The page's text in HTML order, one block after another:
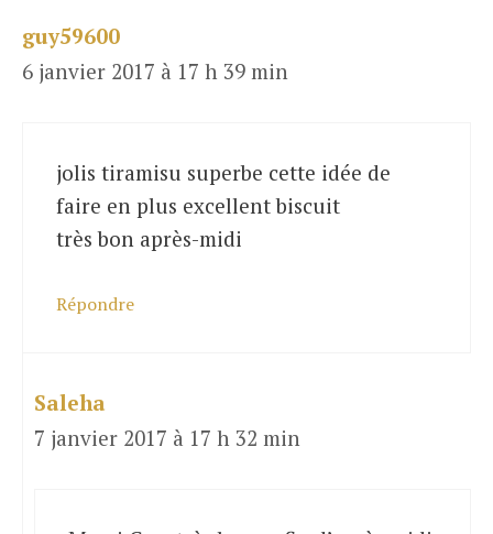
guy59600
6 janvier 2017 à 17 h 39 min
jolis tiramisu superbe cette idée de
faire en plus excellent biscuit
très bon après-midi
Répondre
Saleha
7 janvier 2017 à 17 h 32 min